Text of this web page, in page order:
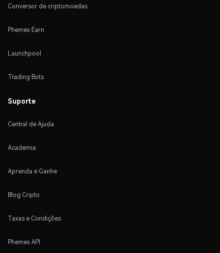
Conversor de criptomoedas
Phemex Earn
Launchpool
Trading Bots
Suporte
Central de Ajuda
Academia
Aprenda e Ganhe
Blog Cripto
Taxas e Condições
Phemex API